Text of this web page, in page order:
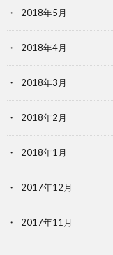
2018年5月
2018年4月
2018年3月
2018年2月
2018年1月
2017年12月
2017年11月